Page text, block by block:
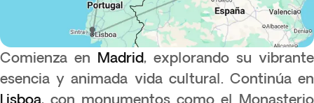
Comienza en Madrid, explorando su vibrante
esencia y animada vida cultural. Continúa en
Lisboa, con monumentos como el Monasterio